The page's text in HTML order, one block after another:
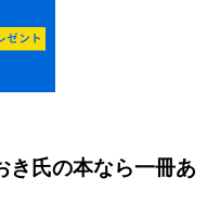
き氏の本なら一冊あ